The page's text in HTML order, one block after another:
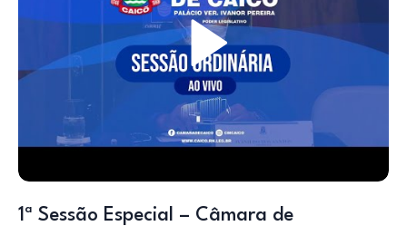
1ª Sessão Especial – Câmara de